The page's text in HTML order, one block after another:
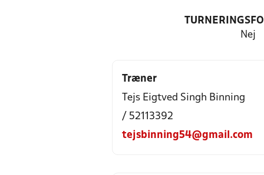
Nej
Træner
Tejs Eigtved Singh Binning
/ 52113392
tejsbinning54@gmail.com